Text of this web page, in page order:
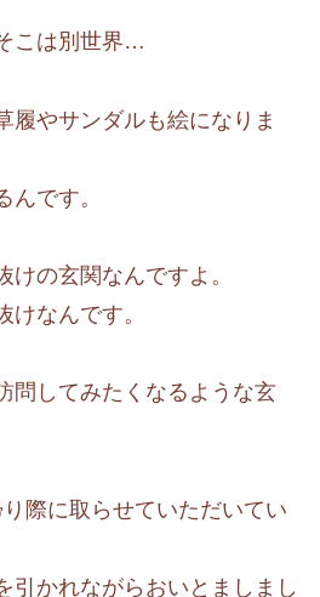
こは別世界…
履やサンダルも絵になりま
んです。
けの玄関なんですよ。
けなんです。
問してみたくなるような玄
際に取らせていただいてい
引かれながらおいとましまし